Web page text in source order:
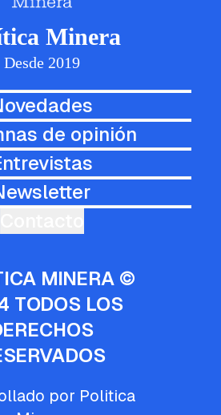
Minera
Desde 2019
de opinión
MINERA ©
TODOS LOS
por Politica